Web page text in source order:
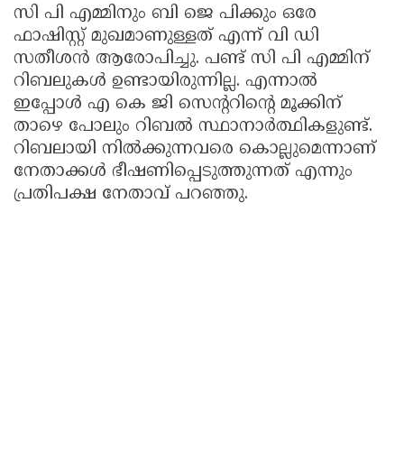
സി പി എമ്മിനും ബി ജെ പിക്കും ഒരേ
ഫാഷിസ്റ്റ് മുഖമാണുള്ളത് എന്ന് വി ഡി
സതീശൻ ആരോപിച്ചു. പണ്ട് സി പി എമ്മിന്
റിബലുകൾ ഉണ്ടായിരുന്നില്ല. എന്നാൽ
ഇപ്പോൾ എ കെ ജി സെൻ്ററിൻ്റെ മൂക്കിന്
താഴെ പോലും റിബൽ സ്ഥാനാർത്ഥികളുണ്ട്.
റിബലായി നിൽക്കുന്നവരെ കൊല്ലുമെന്നാണ്
നേതാക്കൾ ഭീഷണിപ്പെടുത്തുന്നത് എന്നും
പ്രതിപക്ഷ നേതാവ് പറഞ്ഞു.